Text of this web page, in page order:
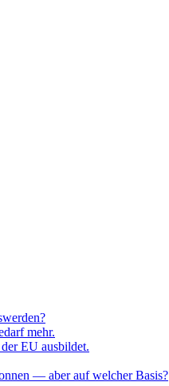
mehr.
EU ausbildet.
— aber auf welcher Basis?